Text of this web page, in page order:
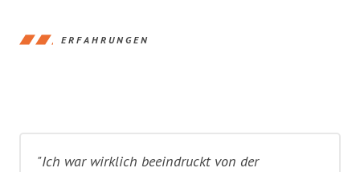
ERFAHRUNGEN
"Ich war wirklich beeindruckt von der